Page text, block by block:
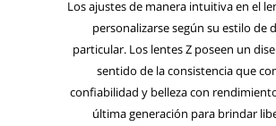
Los ajustes de manera intuitiva en el
personalizarse según su estilo de
particular. Los lentes Z poseen un
sentido de la consistencia que
confiabilidad y belleza con
última generación para brindar